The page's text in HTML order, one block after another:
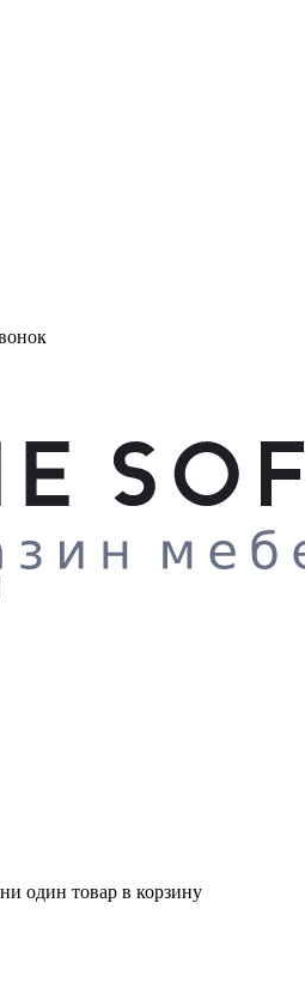
один товар в корзину